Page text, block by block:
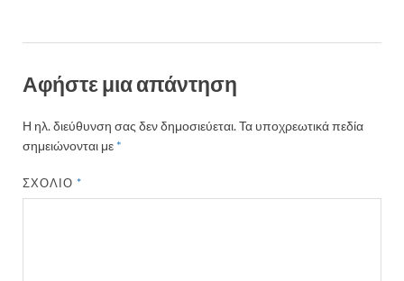
Αφήστε μια απάντηση
Η ηλ. διεύθυνση σας δεν δημοσιεύεται.Τα υποχρεωτικά πεδία
σημειώνονται με *
ΣΧΌΛΙΟ*